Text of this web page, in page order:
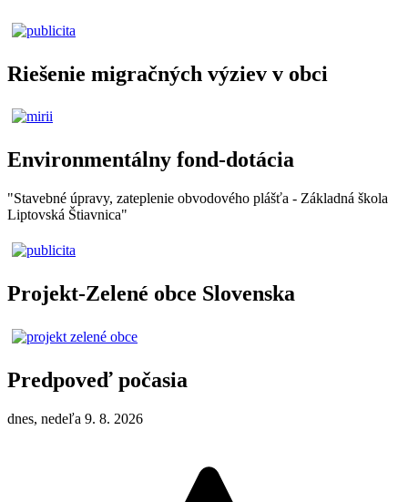
Riešenie migračných výziev v obci
Environmentálny fond-dotácia
"Stavebné úpravy, zateplenie obvodového plášťa - Základná škola
Liptovská Štiavnica"
Projekt-Zelené obce Slovenska
Predpoveď počasia
dnes, nedeľa 9. 8. 2026